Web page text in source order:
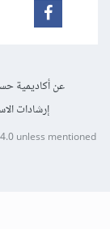
عن أكاديمية
إرشادات
unless mentioned